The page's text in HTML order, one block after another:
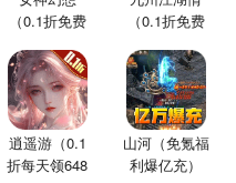
（0.1折免费
（0.1折免费
逍遥游（0.1
折每天领648
山河（免氪福
利爆亿充）